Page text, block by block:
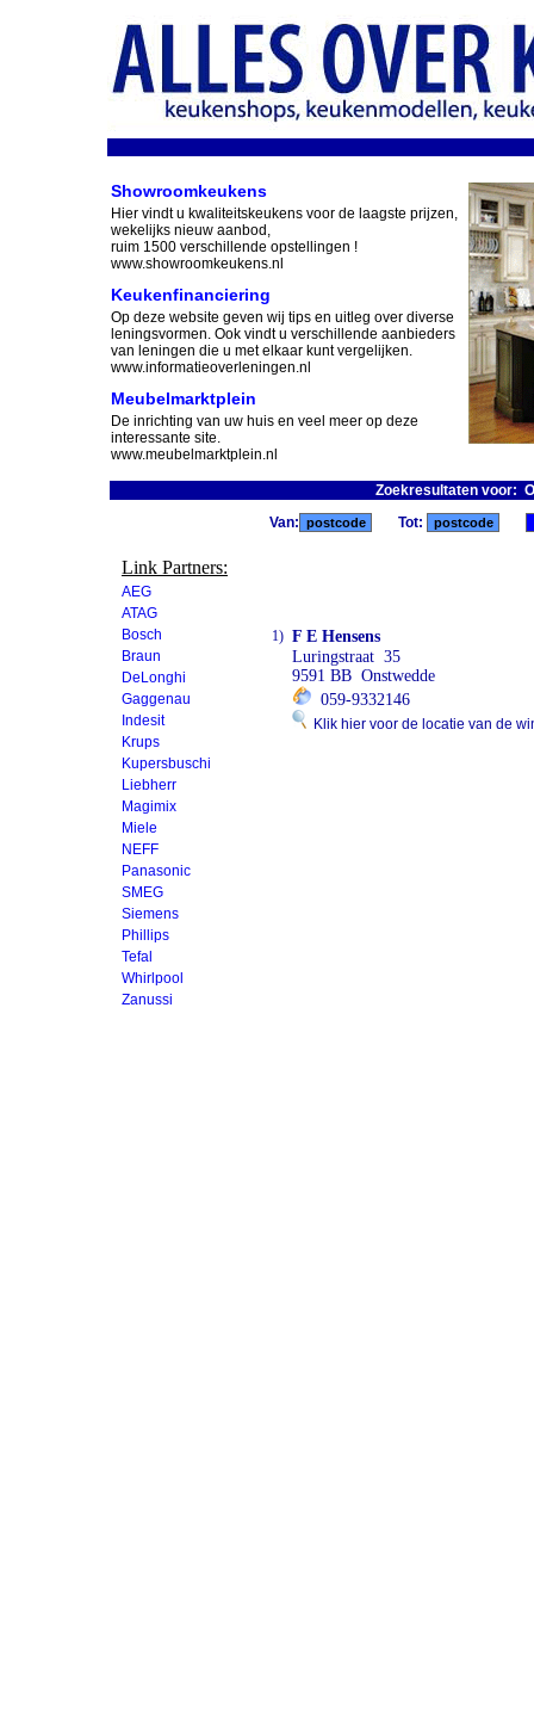
Showroomkeukens
Hier vindt u kwaliteitskeukens voor de laagste prijzen,
wekelijks nieuw aanbod,
ruim 1500 verschillende opstellingen !
www.showroomkeukens.nl
Keukenfinanciering
Op deze website geven wij tips en uitleg over diverse
leningsvormen. Ook vindt u verschillende aanbieders
van leningen die u met elkaar kunt vergelijken.
www.informatieoverleningen.nl
Meubelmarktplein
De inrichting van uw huis en veel meer op deze
interessante site.
www.meubelmarktplein.nl
Zoekresultaten voor:
Link Partners:
AEG
ATAG
Bosch
Braun
DeLonghi
Gaggenau
Indesit
Krups
Kupersbuschi
Liebherr
Magimix
Miele
NEFF
Panasonic
SMEG
Siemens
Phillips
Tefal
Whirlpool
Zanussi
Van: Tot:
1) F E Hensens
Luringstraat 35
9591 BB Onstwedde
059-9332146
Klik hier voor de locatie van de